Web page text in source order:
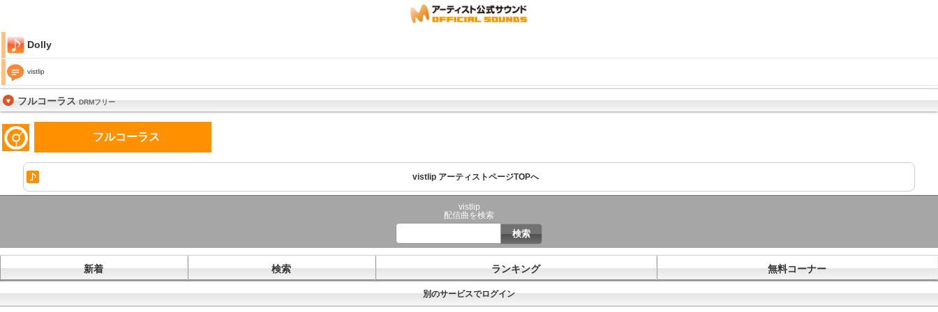
Dolly
vistlip
フルコーラスDRMフリー
フルコーラス
vistlip アーティストページTOPへ
vistlip
配信曲を検索
新着 検索 ランキング 無料コーナー
別のサービスでログイン